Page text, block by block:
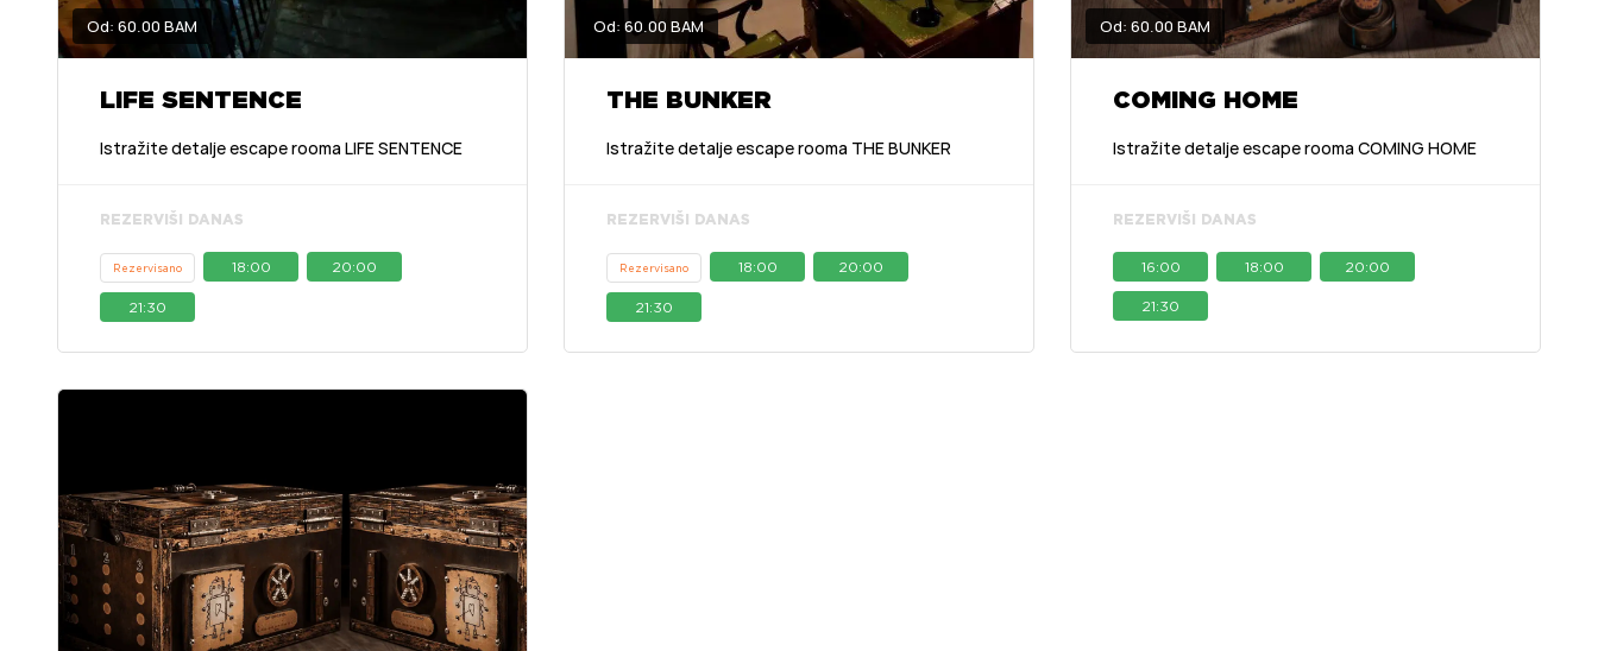
Od: 60.00 BAM
LIFE SENTENCE
Istražite detalje escape rooma LIFE SENTENCE
REZERVIŠI DANAS
Rezervisano 18:00 20:00
21:30
Od: 60.00 BAM
THE BUNKER
Istražite detalje escape rooma THE BUNKER
REZERVIŠI DANAS
Rezervisano 18:00 20:00
21:30
Od: 60.00 BAM
COMING HOME
Istražite detalje escape rooma COMING HOME
REZERVIŠI DANAS
16:00 18:00 20:00
21:30